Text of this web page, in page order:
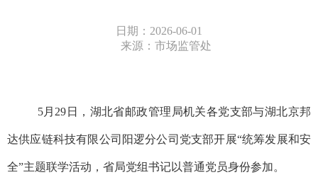
日期：2026-06-01
来源：市场监管处
5月29 日，湖北省邮政管理局机关各党支部与湖北京邦
达供应链科技有限公司阳逻分公司党支部开展“统筹发展和安
全”主题联学活动，省局党组书记以普通党员身份参加。